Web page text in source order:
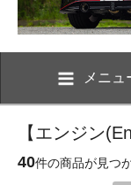
メニュ
【エンジン
40件の商品が見つ